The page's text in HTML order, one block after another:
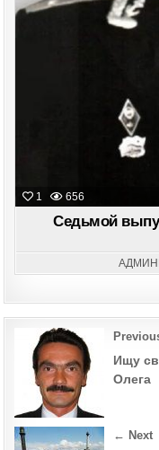
1 656
Седьмой
Post
navigation
Ищу
Олега
← Next